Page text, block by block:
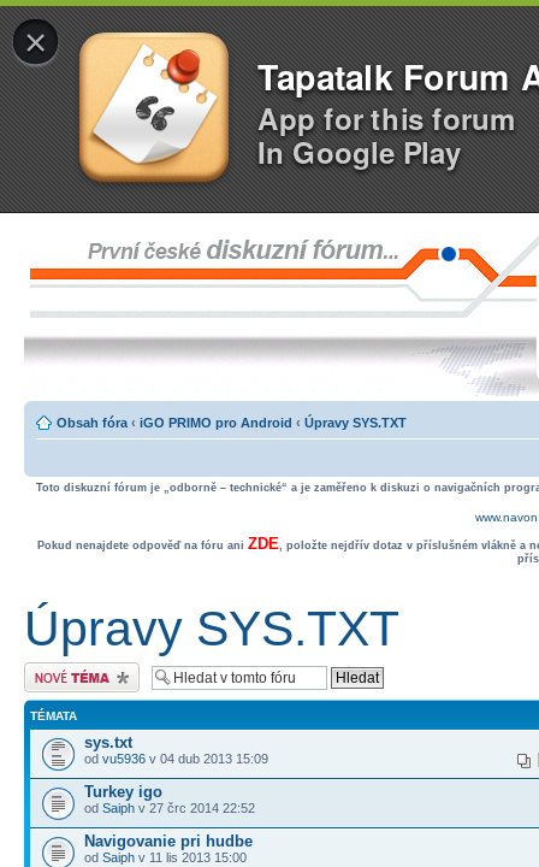
×
Tapatalk Forum
App for this forum
In Google Play
Obsah fóra ‹ iGO PRIMO pro Android ‹ Úpravy SYS.TXT
Toto diskuzní fórum je „odborně – technické“ a je zaměřeno k diskuzi o navigačních
Pokud nenajdete odpověď na fóru ani ZDE, položte nejdřív dotaz v příslušném vlákně a
Úpravy SYS.TXT
Odeslat nové téma
TÉMATA
sys.txt
od vu5936 v 04 dub 2013 15:09
Turkey igo
od Saiph v 27 črc 2014 22:52
Navigovanie pri hudbe
od Saiph v 11 lis 2013 15:00